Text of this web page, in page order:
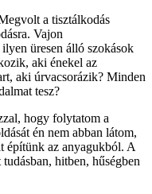
a tisztálkodás
Vajon
üresen álló szokások
aki énekel az
aki úrvacsorázik? Minden
tesz?
hogy folytatom a
én nem abban látom,
építünk az anyagukból. A
hitben, hűségben